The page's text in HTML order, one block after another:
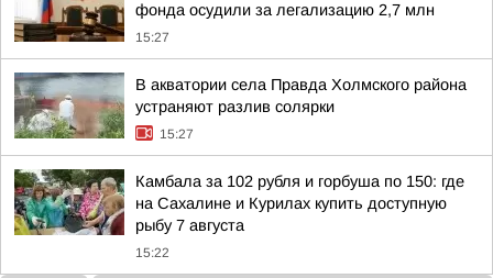
фонда осудили за легализацию 2,7 млн
15:27
В акватории села Правда Холмского района
устраняют разлив солярки
15:27
Камбала за 102 рубля и горбуша по 150: где
на Сахалине и Курилах купить доступную
рыбу 7 августа
15:22